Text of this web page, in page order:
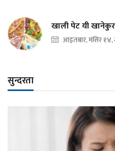
खाली पेट यी
आइतबार, मंसिर १४,
सुन्दरता